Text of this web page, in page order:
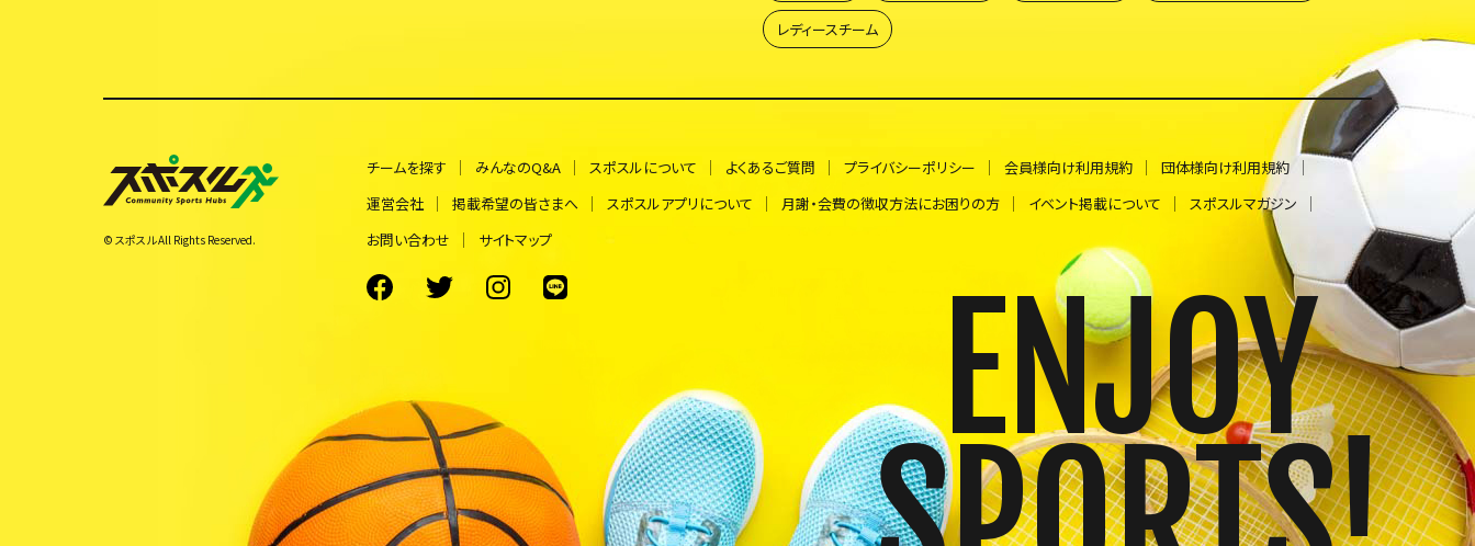
レディースチーム
© スポスル All Rights Reserved.
チームを探す みんなのQ&A スポスルについて よくあるご質問 プライバシーポリシー 会員様向け利用規約
団体様向け利用規約
運営会社
掲載希望の皆さまへ スポスルアプリについて 月謝・会費の徴収方法にお困りの方 イベント掲載について
スポスルマガジン
お問い合わせ
サイトマップ
ENJOY